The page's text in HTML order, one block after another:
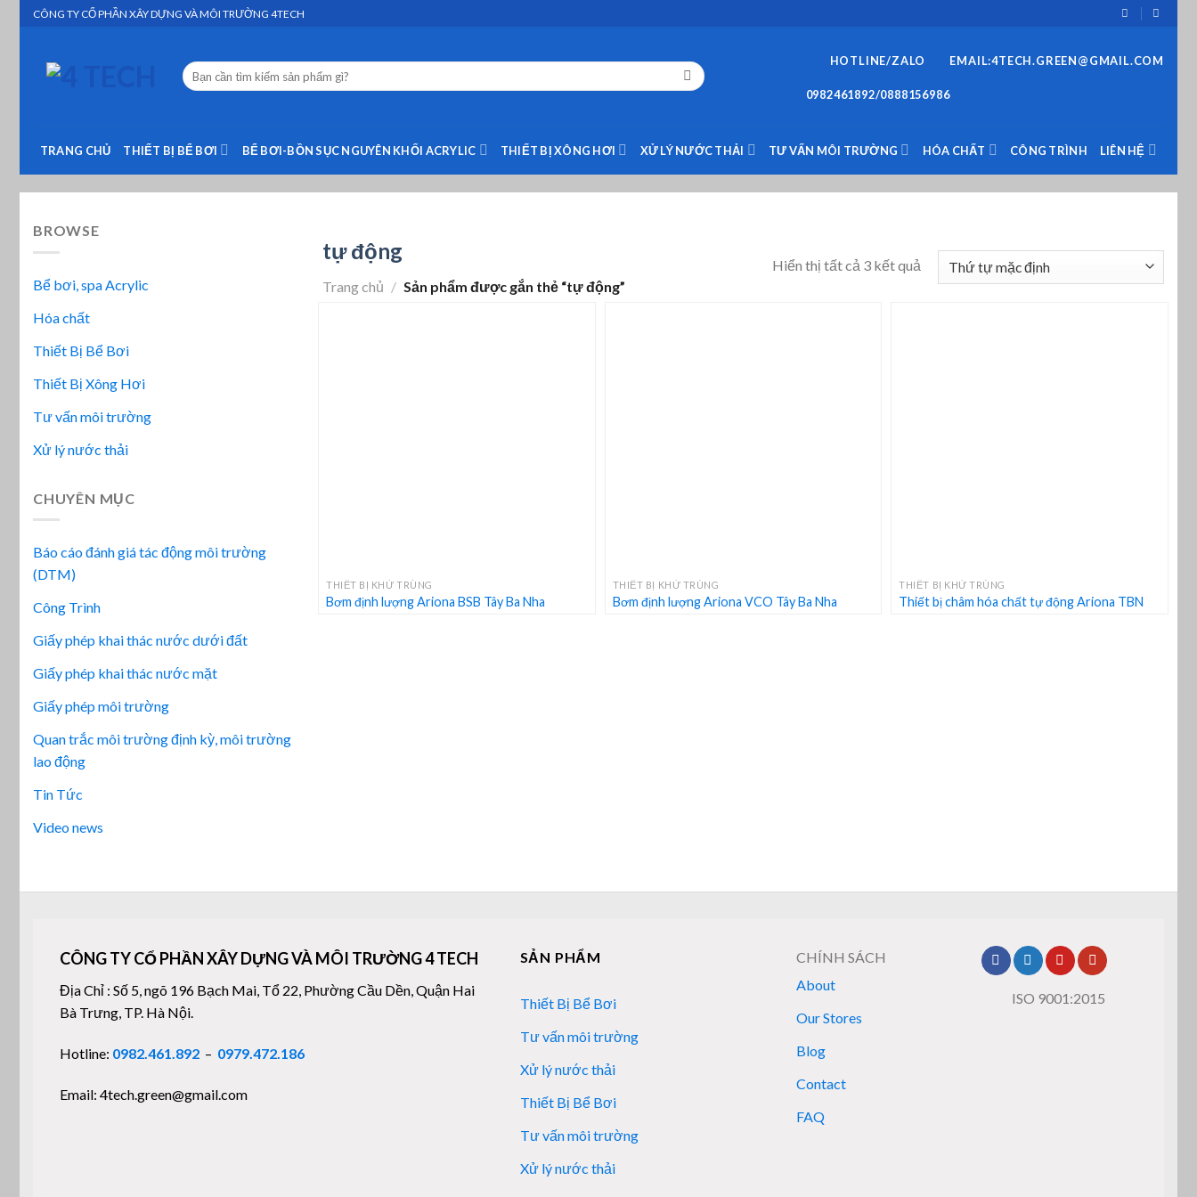
Skip
CÔNG TY CỔ PHẦN XÂY DỰNG VÀ MÔI TRƯỜNG 4TECH
Tìm
kiếm:
HOTLINE/ZALO
0982461892/0888156986
EMAIL:4TECH.GREEN@GMAIL.COM
TRANG CHỦ THIẾT BỊ BỂ BƠI BỂ BƠI-BỒN SỤC NGUYÊN KHỐI ACRYLIC THIẾT BỊ XÔNG HƠI XỬ LÝ NƯỚC THẢI TƯ VẤN MÔI TRƯỜNG HÓA CHẤT CÔNG TRÌNH LIÊN HỆ
BROWSE
Bể bơi, spa Acrylic
Hóa chất
Thiết Bị Bể Bơi
Thiết Bị Xông Hơi
Tư vấn môi trường
Xử lý nước thải
CHUYÊN MỤC
Báo cáo đánh giá tác động môi trường
(DTM)
Công Trình
Giấy phép khai thác nước dưới đất
Giấy phép khai thác nước mặt
Giấy phép môi trường
Quan trắc môi trường định kỳ, môi trường
lao động
Tin Tức
Video news
tự động
Trang chủ / Sản phẩm được gắn thẻ “tự động”
Hiển thị tất cả 3 kết quả
THIẾT BỊ KHỬ TRÙNG
Bơm định lượng Ariona BSB Tây Ba Nha
THIẾT BỊ KHỬ TRÙNG
Bơm định lượng Ariona VCO Tây Ba Nha
THIẾT BỊ KHỬ TRÙNG
Thiết bị châm hóa chất tự động Ariona TBN
CÔNG TY CỔ PHẦN XÂY DỰNG VÀ MÔI TRƯỜNG 4 TECH
Địa Chỉ : Số 5, ngõ 196 Bạch Mai, Tổ 22, Phường Cầu Dền, Quận Hai
Bà Trưng, TP. Hà Nội.
Hotline: 0982.461.892 – 0979.472.186
Email: 4tech.green@gmail.com
SẢN PHẨM
Thiết Bị Bể Bơi
Tư vấn môi trường
Xử lý nước thải
Thiết Bị Bể Bơi
Tư vấn môi trường
Xử lý nước thải
CHÍNH SÁCH
About
Our Stores
Blog
Contact
FAQ
ISO 9001:2015